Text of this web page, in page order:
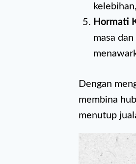
Hormati
masa
Dengan
membina
menutup